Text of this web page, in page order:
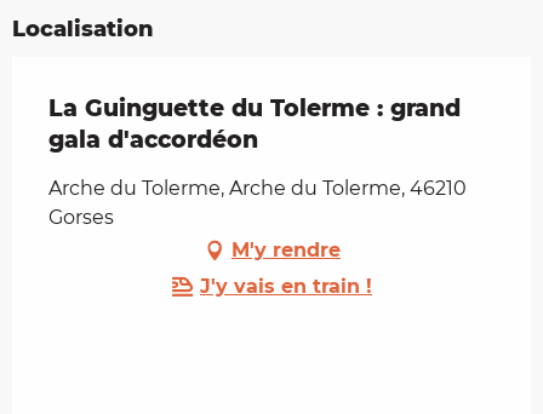
Localisation
La Guinguette du Tolerme : grand
gala d'accordéon
Arche du Tolerme, Arche du Tolerme, 46210
Gorses
M'y rendre
J'y vais en train !